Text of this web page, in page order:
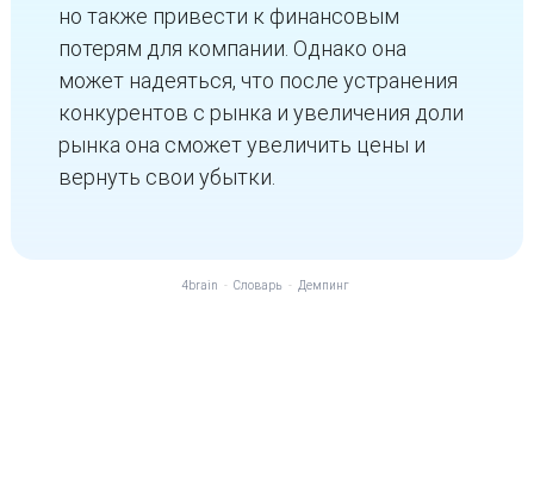
но также привести к финансовым
потерям для компании. Однако она
может надеяться, что после устранения
конкурентов с рынка и увеличения доли
рынка она сможет увеличить цены и
вернуть свои убытки.
4brain - Словарь - Демпинг